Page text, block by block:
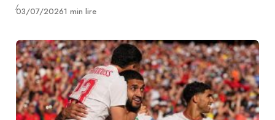
Publié
03/07/20261 min lire